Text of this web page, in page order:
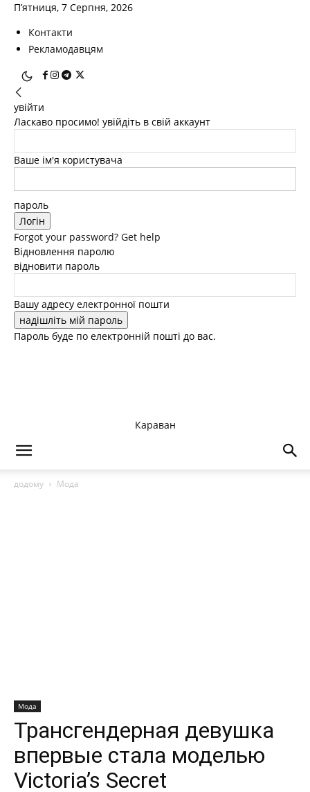
П’ятниця, 7 Серпня, 2026
Контакти
Рекламодавцям
увійти
Ласкаво просимо! увійдіть в свій аккаунт
Ваше ім'я користувача
пароль
Forgot your password? Get help
Відновлення паролю
відновити пароль
Вашу адресу електронної пошти
Пароль буде по електронній пошті до вас.
Караван
додому Мода
Мода
Трансгендерная девушка
впервые стала моделью
Victoria’s Secret